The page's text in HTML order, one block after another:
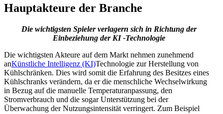
Hauptakteure der Branche
Die wichtigsten Spieler verlagern sich in Richtung der
Einbeziehung der KI -Technologie
Die wichtigsten Akteure auf dem Markt nehmen zunehmend
anKünstliche Intelligenz (KI)Technologie zur Herstellung von
Kühlschränken. Dies wird somit die Erfahrung des Besitzes eines
Kühlschranks verändern, da er die menschliche Wechselwirkung
in Bezug auf die manuelle Temperaturanpassung, den
Stromverbrauch und die sogar Unterstützung bei der
Überwachung der Nutzungsintensität verringert. Zum Beispiel